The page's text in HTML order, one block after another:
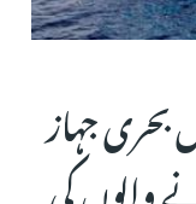
بحری جہاز
والوں کی